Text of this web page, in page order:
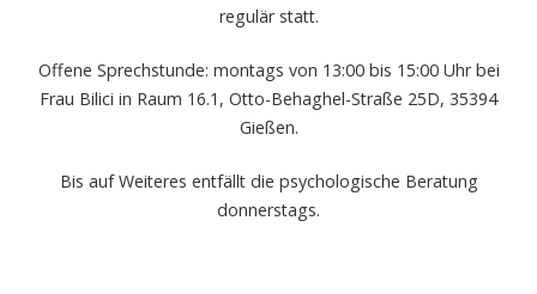
regulär statt.
Offene Sprechstunde: montags von 13:00 bis 15:00 Uhr bei
Frau Bilici in Raum 16.1, Otto-Behaghel-Straße 25D, 35394
Gießen.
Bis auf Weiteres entfällt die psychologische Beratung
donnerstags.